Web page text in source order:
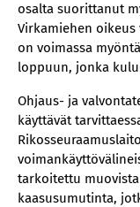
osalta suorittanut
Virkamiehen oikeus
on voimassa
loppuun, jonka
Ohjaus- ja
käyttävät
tarkoitettu
kaasusumutinta,